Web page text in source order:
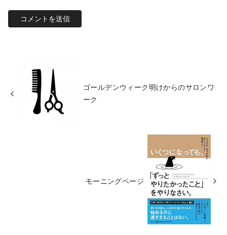
ゴールデンウィーク明けからのサロンワ
ーク
モーニングページ